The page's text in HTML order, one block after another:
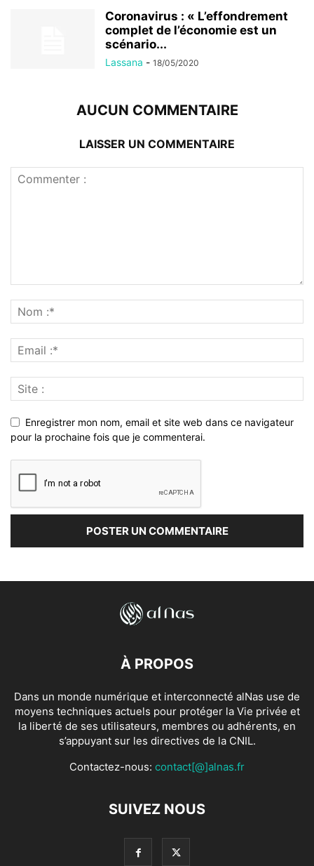
Coronavirus : « L’effondrement
complet de l’économie est un
scénario...
Lassana - 18/05/2020
AUCUN COMMENTAIRE
LAISSER UN COMMENTAIRE
Enregistrer mon nom, email et site web dans ce navigateur
pour la prochaine fois que je commenterai.
À PROPOS
Dans un monde numérique et interconnecté alNas use de
moyens techniques actuels pour protéger la Vie privée et
la liberté de ses utilisateurs, membres ou adhérents, en
s’appuyant sur les directives de la CNIL.
Contactez-nous: contact[@]alnas.fr
SUIVEZ NOUS